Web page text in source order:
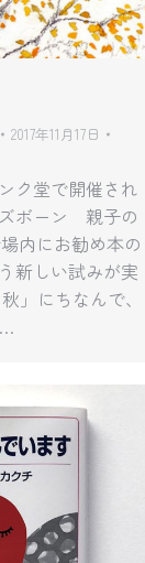
2017年11月17日
ク堂で開催され
ボーン 親子の
内にお勧め本の
新しい試みが実
」にちなんで、